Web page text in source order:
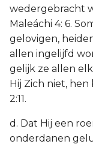
wedergebracht
Maleáchi 4: 6.
gelovigen,
allen ingelijfd
gelijk ze allen
Hij Zich niet,
2:11.
d. Dat Hij een
onderdanen